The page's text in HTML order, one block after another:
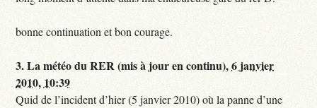
bonne continuation et bon courage.
3.La météo du RER (mis à jour en continu),6 janvier
2010, 10:39
Quid de l’incident d’hier (5 janvier 2010) où la panne d’une